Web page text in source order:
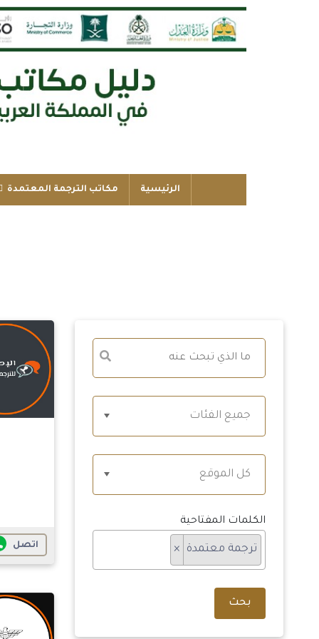
الرئيسية مكاتب الترجمة المعتمدة
جميع الفئات
كل الموقع
الكلمات المفتاحية
× ترجمة معتمدة
بحث
اتصل